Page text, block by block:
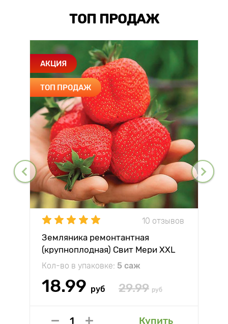
ТОП ПРОДАЖ
АКЦИЯ
ТОП ПРОДАЖ
10 отзывов
Земляника ремонтантная
(крупноплодная) Свит Мери XXL
Кол-во в упаковке: 5 саж
18.99 руб 29.99 руб
Купить